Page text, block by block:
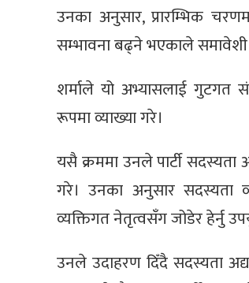
उनका अनुसार, प्रारम्भिक
सम्भावना बढ्ने भएकाले समावेशी
शर्माले यो अभ्यासलाई गुटगत
रूपमा व्याख्या गरे।
यसै क्रममा उनले पार्टी सदस्यता
गरे। उनका अनुसार सदस्यता
व्यक्तिगत नेतृत्वसँग जोडेर हेर्नु
उनले उदाहरण दिँदै सदस्यता